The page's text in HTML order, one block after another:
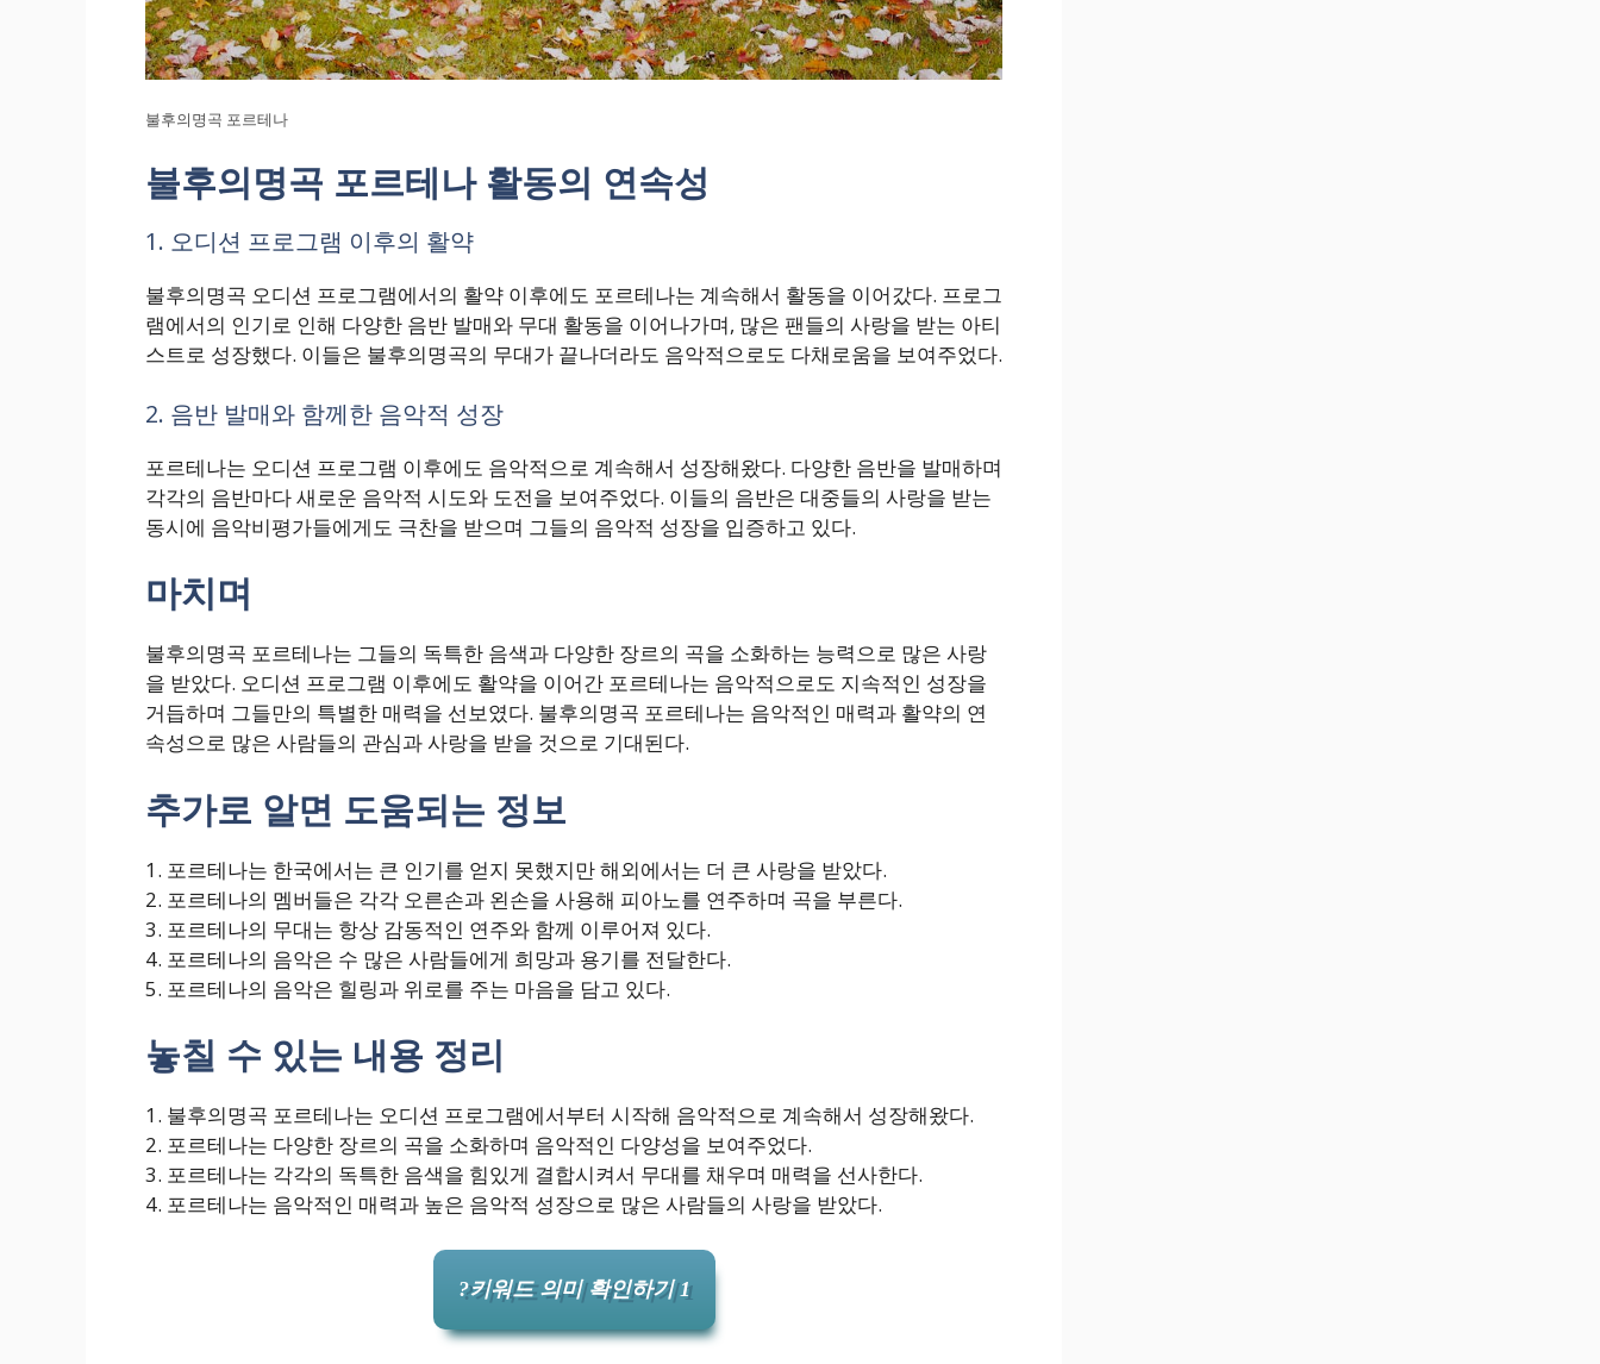
불후의명곡 포르테나
불후의명곡 포르테나 활동의 연속성
1. 오디션 프로그램 이후의 활약
불후의명곡 오디션 프로그램에서의 활약 이후에도 포르테나는 계속해서 활동을 이어갔다. 프로그
램에서의 인기로 인해 다양한 음반 발매와 무대 활동을 이어나가며, 많은 팬들의 사랑을 받는 아티
스트로 성장했다. 이들은 불후의명곡의 무대가 끝나더라도 음악적으로도 다채로움을 보여주었다.
2. 음반 발매와 함께한 음악적 성장
포르테나는 오디션 프로그램 이후에도 음악적으로 계속해서 성장해왔다. 다양한 음반을 발매하며
각각의 음반마다 새로운 음악적 시도와 도전을 보여주었다. 이들의 음반은 대중들의 사랑을 받는
동시에 음악비평가들에게도 극찬을 받으며 그들의 음악적 성장을 입증하고 있다.
마치며
불후의명곡 포르테나는 그들의 독특한 음색과 다양한 장르의 곡을 소화하는 능력으로 많은 사랑
을 받았다. 오디션 프로그램 이후에도 활약을 이어간 포르테나는 음악적으로도 지속적인 성장을
거듭하며 그들만의 특별한 매력을 선보였다. 불후의명곡 포르테나는 음악적인 매력과 활약의 연
속성으로 많은 사람들의 관심과 사랑을 받을 것으로 기대된다.
추가로 알면 도움되는 정보
1. 포르테나는 한국에서는 큰 인기를 얻지 못했지만 해외에서는 더 큰 사랑을 받았다.
2. 포르테나의 멤버들은 각각 오른손과 왼손을 사용해 피아노를 연주하며 곡을 부른다.
3. 포르테나의 무대는 항상 감동적인 연주와 함께 이루어져 있다.
4. 포르테나의 음악은 수 많은 사람들에게 희망과 용기를 전달한다.
5. 포르테나의 음악은 힐링과 위로를 주는 마음을 담고 있다.
놓칠 수 있는 내용 정리
1. 불후의명곡 포르테나는 오디션 프로그램에서부터 시작해 음악적으로 계속해서 성장해왔다.
2. 포르테나는 다양한 장르의 곡을 소화하며 음악적인 다양성을 보여주었다.
3. 포르테나는 각각의 독특한 음색을 힘있게 결합시켜서 무대를 채우며 매력을 선사한다.
4. 포르테나는 음악적인 매력과 높은 음악적 성장으로 많은 사람들의 사랑을 받았다.
?키워드 의미 확인하기 1